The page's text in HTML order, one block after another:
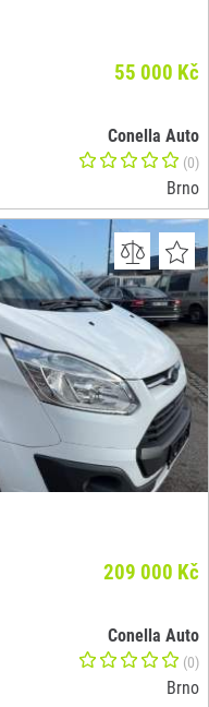
55 000 Kč
Conella Auto
(0)
Brno
209 000 Kč
Conella Auto
(0)
Brno